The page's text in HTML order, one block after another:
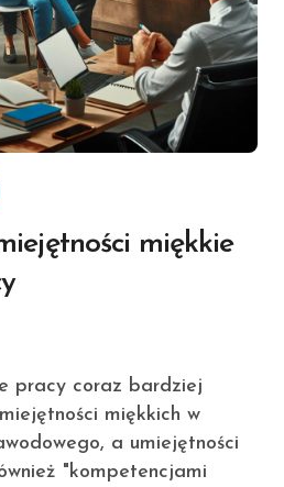
miękkie
miękkich w
a umiejętności
"kompetencjami